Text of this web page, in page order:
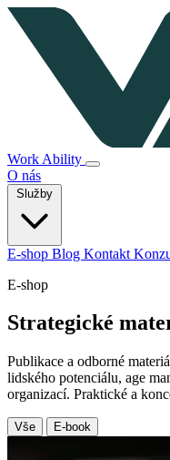
Work Ability
O nás
Služby
E-shop Blog Kontakt
E-shop
Strategické
Publikace a odborné
lidského potenciálu, age
organizací. Praktické a
Vše E-book